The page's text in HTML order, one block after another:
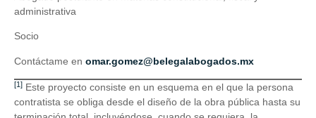
administrativa
Socio
Contáctame en omar.gomez@belegalabogados.mx
[1] Este proyecto consiste en un esquema en el que la persona
contratista se obliga desde el diseño de la obra pública hasta su